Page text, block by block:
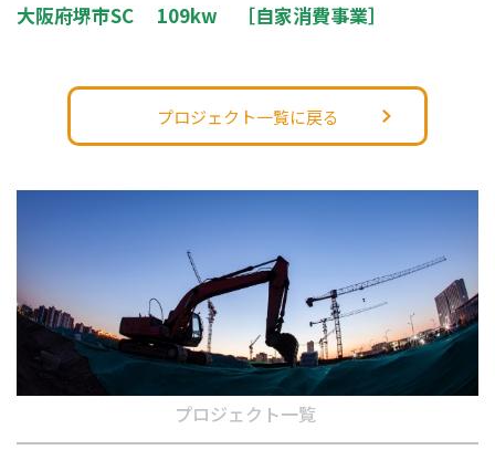
大阪府堺市SC 109kw ［自家消費事業］
プロジェクト一覧に戻る
プロジェクト一覧